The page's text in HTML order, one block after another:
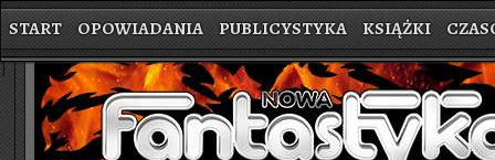
START OPOWIADANIA PUBLICYSTYKA KSIĄŻKI
}